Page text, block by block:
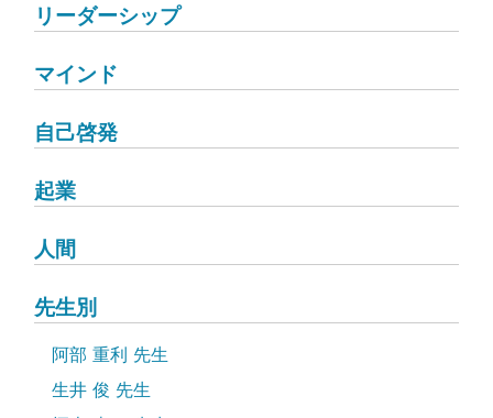
リーダーシップ
マインド
自己啓発
起業
人間
先生別
阿部 重利 先生
生井 俊 先生